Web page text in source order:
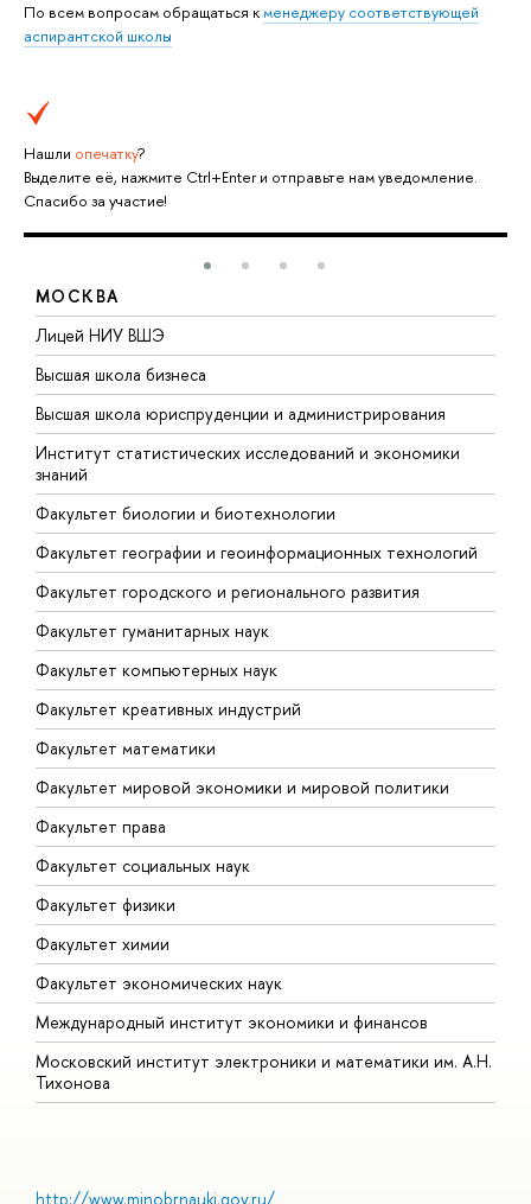
По всем вопросам обращаться кменеджеру соответствующей
аспирантской школы
Нашли опечатку?
Выделите её, нажмите Ctrl+Enter и отправьте нам уведомление.
Спасибо за участие!
МОСКВА
Лицей НИУ ВШЭ
Высшая школа бизнеса
Высшая школа юриспруденции и администрирования
Институт статистических исследований и экономики
знаний
Факультет биологии и биотехнологии
Факультет географии и геоинформационных технологий
Факультет городского и регионального развития
Факультет гуманитарных наук
Факультет компьютерных наук
Факультет креативных индустрий
Факультет математики
Факультет мировой экономики и мировой политики
Факультет права
Факультет социальных наук
Факультет физики
Факультет химии
Факультет экономических наук
Международный институт экономики и финансов
Московский институт электроники и математики им. А.Н.
Тихонова
http://www.minobrnauki.gov.ru/